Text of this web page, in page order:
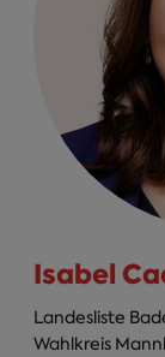
Isabel
Landesliste
Wahlkreis